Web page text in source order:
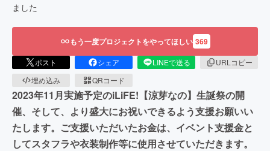
ました
もう一度プロジェクトをやってほしい 369
ポスト シェア LINEで送る
URLコピー
埋め込み
QRコード
2023年11月実施予定のiLiFE!【涼芽なの】生誕祭の開
催、そして、より盛大にお祝いできるよう支援お願いい
たします。ご支援いただいたお金は、イベント支援金と
してスタフラや衣装制作等に使用させていただきます。